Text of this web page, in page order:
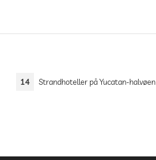
14 Strandhoteller på Yucatan-halvøen